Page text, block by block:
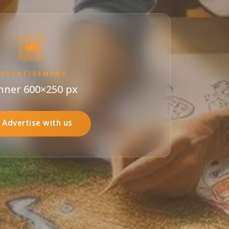
600×250 px
Advertise with us